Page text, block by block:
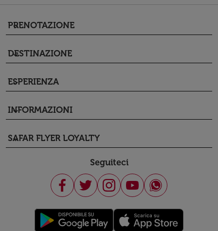
PRENOTAZIONE
keyboard_arrow_down
DESTINAZIONE
keyboard_arrow_down
ESPERIENZA
keyboard_arrow_down
INFORMAZIONI
keyboard_arrow_down
SAFAR FLYER LOYALTY
keyboard_arrow_down
Seguiteci